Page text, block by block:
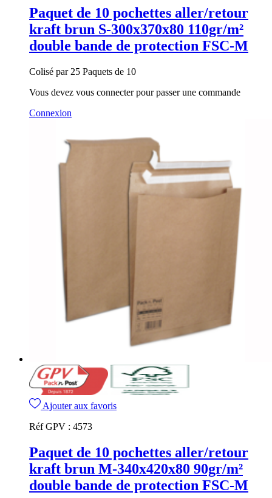
Paquet de 10 pochettes aller/retour
kraft brun S-300x370x80 110gr/m²
double bande de protection FSC-M
Colisé par 25 Paquets de 10
Vous devez vous connecter pour passer une commande
Connexion
Ajouter aux favoris
Réf GPV : 4573
Paquet de 10 pochettes aller/retour
kraft brun M-340x420x80 90gr/m²
double bande de protection FSC-M